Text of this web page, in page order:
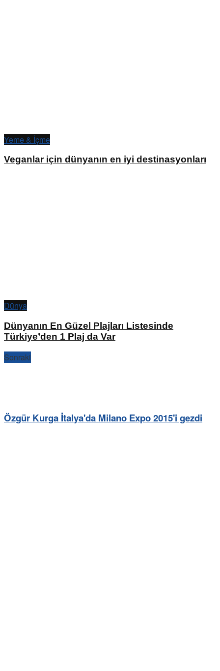
Yeme & İçme
Veganlar için dünyanın en iyi destinasyonları
Dünya
Dünyanın En Güzel Plajları Listesinde
Türkiye’den 1 Plaj da Var
Sonraki
Özgür Kurga İtalya'da Milano Expo 2015'i gezdi